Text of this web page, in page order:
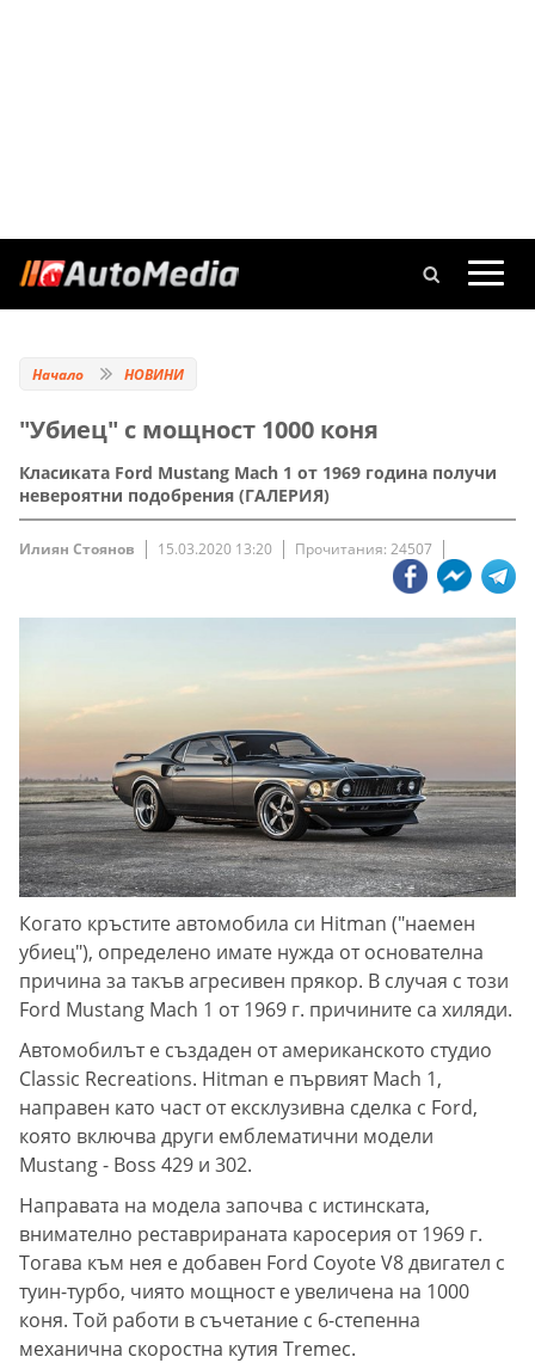
Начало НОВИНИ
"Убиец" с мощност 1000 коня
Класиката Ford Mustang Mach 1 от 1969 година получи
невероятни подобрения (ГАЛЕРИЯ)
Илиян Стоянов 15.03.2020 13:20 Прочитания: 24507
Когато кръстите автомобила си Hitman ("наемен
убиец"), определено имате нужда от основателна
причина за такъв агресивен прякор. В случая с този
Ford Mustang Mach 1 от 1969 г. причините са хиляди.
Автомобилът е създаден от американското студио
Classic Recreations. Hitman е първият Mach 1,
направен като част от ексклузивна сделка с Ford,
която включва други емблематични модели
Mustang - Boss 429 и 302.
Направата на модела започва с истинската,
внимателно реставрираната каросерия от 1969 г.
Тогава към нея е добавен Ford Coyote V8 двигател с
туин-турбо, чиято мощност е увеличена на 1000
коня. Той работи в съчетание с 6-степенна
механична скоростна кутия Tremec.